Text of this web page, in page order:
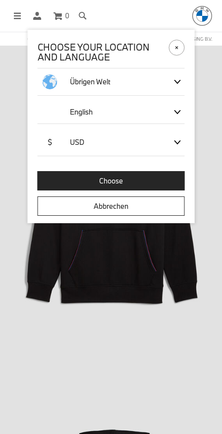
0
OFFICIAL BMW LIFESTYLE SHOP OPERATED BY STICHD SPORTMERCHANDISING B.V.
CHOOSE YOUR LOCATION
AND LANGUAGE
Übrigen Welt
English
$ USD
Choose
Abbrechen